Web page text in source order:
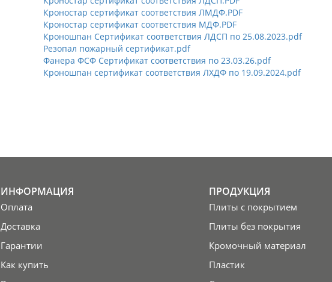
Кроностар сертификат соответствия ЛМДФ.PDF
Кроностар сертификат соответствия МДФ.PDF
Кроношпан Сертификат соответствия ЛДСП по 25.08.2023.pdf
Резопал пожарный сертификат.pdf
Фанера ФСФ Сертификат соответствия по 23.03.26.pdf
Кроношпан сертификат соответствия ЛХДФ по 19.09.2024.pdf
ИНФОРМАЦИЯ
Оплата
Доставка
Гарантии
Как купить
ПРОДУКЦИЯ
Плиты с покрытием
Плиты без покрытия
Кромочный материал
Пластик